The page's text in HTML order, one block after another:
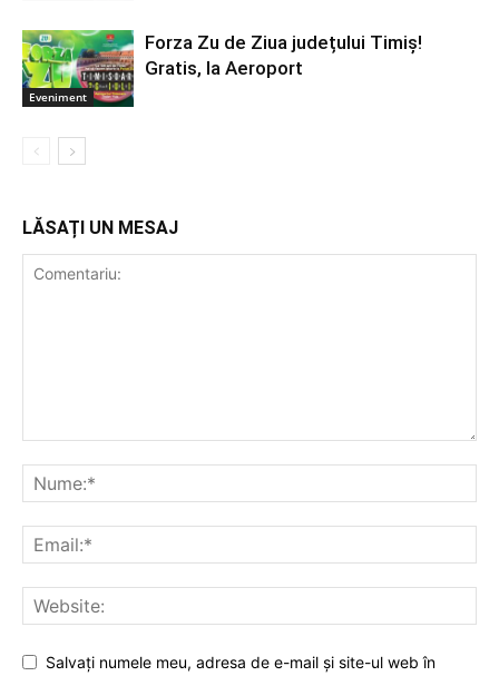
Eveniment
Forza Zu de Ziua județului Timiș!
Gratis, la Aeroport
LĂSAȚI UN MESAJ
Salvați numele meu, adresa de e-mail și site-ul web în